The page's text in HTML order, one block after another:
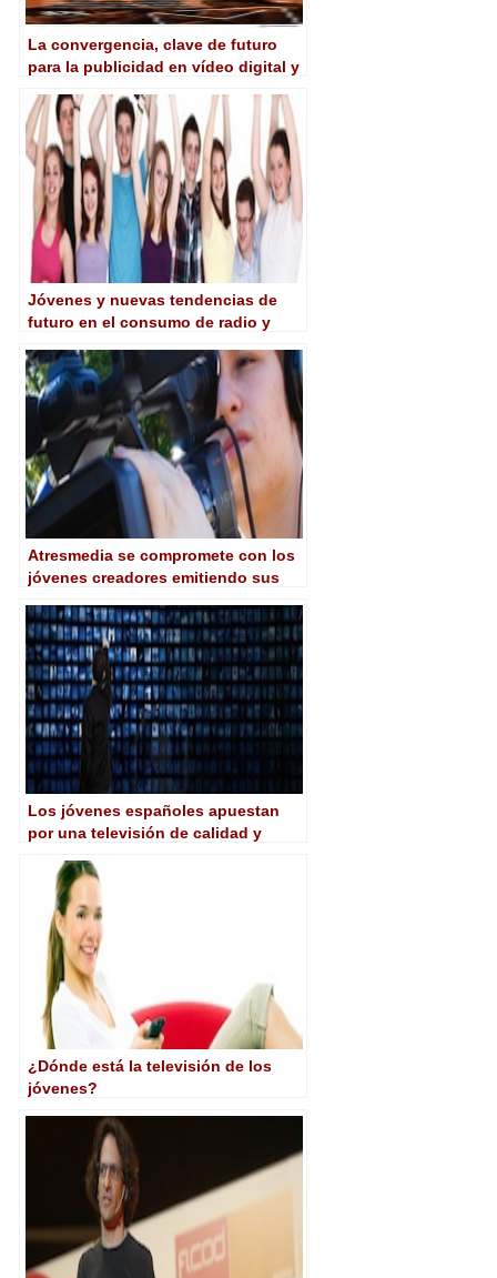
La convergencia, clave de futuro
para la publicidad en vídeo digital y
Videology
Jóvenes y nuevas tendencias de
futuro en el consumo de radio y
Atresmedia se compromete con los
jóvenes creadores emitiendo sus
Los jóvenes españoles apuestan
por una televisión de calidad y
¿Dónde está la televisión de los
jóvenes?